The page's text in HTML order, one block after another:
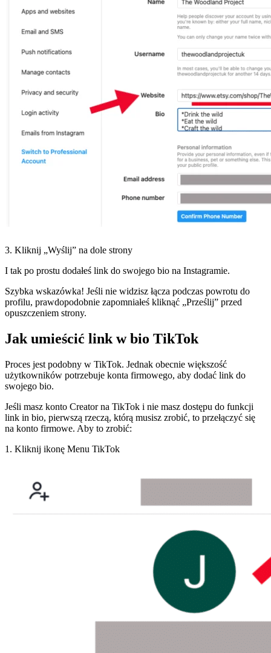
3. Kliknij „Wyślij” na dole strony
I tak po prostu dodałeś link do swojego bio na Instagramie.
Szybka wskazówka! Jeśli nie widzisz łącza podczas powrotu do
profilu, prawdopodobnie zapomniałeś kliknąć „Prześlij” przed
opuszczeniem strony.
Jak umieścić link w bio TikTok
Proces jest podobny w TikTok. Jednak obecnie większość
użytkowników potrzebuje konta firmowego, aby dodać link do
swojego bio.
Jeśli masz konto Creator na TikTok i nie masz dostępu do funkcji
link in bio, pierwszą rzeczą, którą musisz zrobić, to przełączyć się
na konto firmowe. Aby to zrobić:
1. Kliknij ikonę Menu TikTok